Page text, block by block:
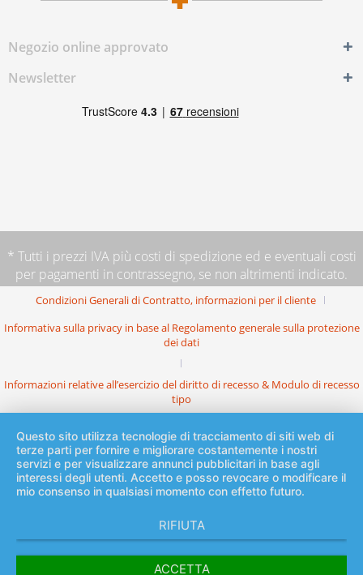
Negozio online approvato
Newsletter
* Tutti i prezzi IVA più costi di spedizione ed e eventuali costi
per pagamenti in contrassegno, se non altrimenti indicato.
Condizioni Generali di Contratto, informazioni per il cliente
Informativa sulla privacy in base al Regolamento generale sulla protezione
dei dati
Informazioni relative all’esercizio del diritto di recesso & Modulo di recesso
tipo
Questo sito utilizza tecnologie di tracciamento di siti web di
terze parti per fornire e migliorare costantemente i nostri
servizi e per visualizzare annunci pubblicitari in base agli
interessi degli utenti. Accetto e posso revocare o modificare il
mio consenso in qualsiasi momento con effetto futuro.
RIFIUTA
ACCETTA